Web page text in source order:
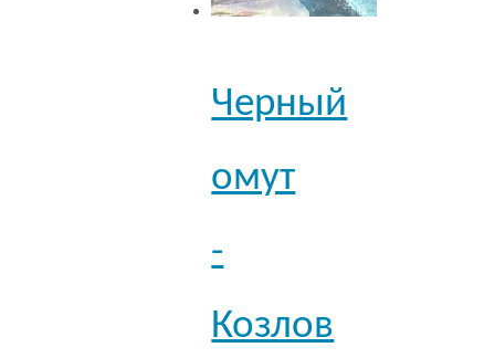
Черный
омут
-
Козлов